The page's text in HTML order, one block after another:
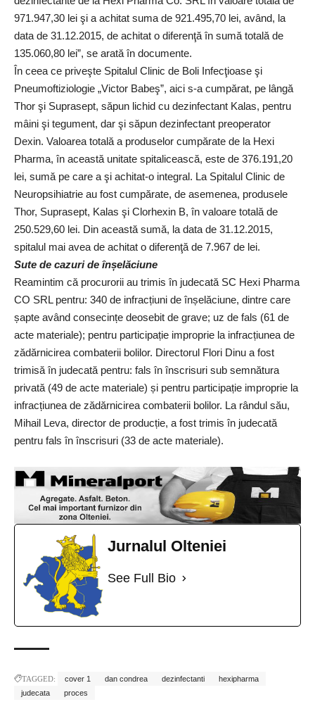
971.947,30 lei şi a achitat suma de 921.495,70 lei, având, la
data de 31.12.2015, de achitat o diferenţă în sumă totală de
135.060,80 lei”, se arată în documente.
În ceea ce priveşte Spitalul Clinic de Boli Infecţioase şi
Pneumoftiziologie „Victor Babeş”, aici s-a cumpărat, pe lângă
Thor şi Suprasept, săpun lichid cu dezinfectant Kalas, pentru
mâini şi tegument, dar şi săpun dezinfectant preoperator
Dexin. Valoarea totală a produselor cumpărate de la Hexi
Pharma, în această unitate spitalicească, este de 376.191,20
lei, sumă pe care a şi achitat-o integral. La Spitalul Clinic de
Neuropsihiatrie au fost cumpărate, de asemenea, produsele
Thor, Suprasept, Kalas şi Clorhexin B, în valoare totală de
250.529,60 lei. Din această sumă, la data de 31.12.2015,
spitalul mai avea de achitat o diferenţă de 7.967 de lei.
Sute de cazuri de înșelăciune
Reamintim că procurorii au trimis în judecată SC Hexi Pharma
CO SRL pentru: 340 de infracțiuni de înșelăciune, dintre care
șapte având consecințe deosebit de grave; uz de fals (61 de
acte materiale); pentru participație improprie la infracțiunea de
zădărnicirea combaterii bolilor. Directorul Flori Dinu a fost
trimisă în judecată pentru: fals în înscrisuri sub semnătura
privată (49 de acte materiale) și pentru participație improprie la
infracțiunea de zădărnicirea combaterii bolilor. La rândul său,
Mihail Leva, director de producție, a fost trimis în judecată
pentru fals în înscrisuri (33 de acte materiale).
Jurnalul Olteniei
See Full Bio
TAGGED: cover 1 dan condrea dezinfectanti
hexipharma
judecata
proces